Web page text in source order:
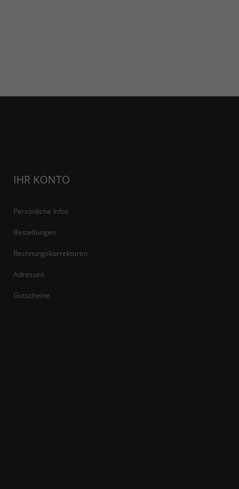
IHR KONTO
Persönliche Infos
Bestellungen
Rechnungskorrekturen
Adressen
Gutscheine